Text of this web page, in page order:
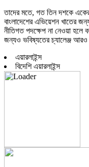
তাদের মতে, গত তিন দশকে একের
বাংলাদেশের এভিয়েশন খাতের
নীতিগত পদক্ষেপ না নেওয়া হলে
জন্যও ভবিষ্যতের চ্যালেঞ্জ আরও
এয়ারলাইন্স
বিদেশি এয়ারলাইন্স